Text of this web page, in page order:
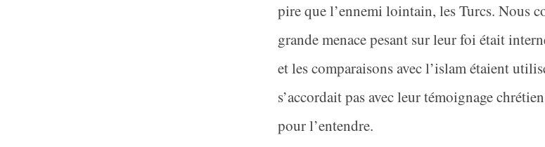
pire que l’ennemi lointain, les Turcs. Nous
grande menace pesant sur leur foi était
et les comparaisons avec l’islam étaient
s’accordait pas avec leur témoignage
pour l’entendre.